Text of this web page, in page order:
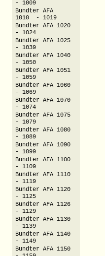
- 1009
Bundter AFA
1010 - 1019
Bundter AFA 1020
- 1024
Bundter AFA 1025
- 1039
Bundter AFA 1040
- 1050
Bundter AFA 1051
- 1059
Bundter AFA 1060
- 1069
Bundter AFA 1070
- 1074
Bundter AFA 1075
- 1079
Bundter AFA 1080
- 1089
Bundter AFA 1090
- 1099
Bundter AFA 1100
- 1109
Bundter AFA 1110
- 1119
Bundter AFA 1120
- 1125
Bundter AFA 1126
- 1129
Bundter AFA 1130
- 1139
Bundter AFA 1140
- 1149
Bundter AFA 1150